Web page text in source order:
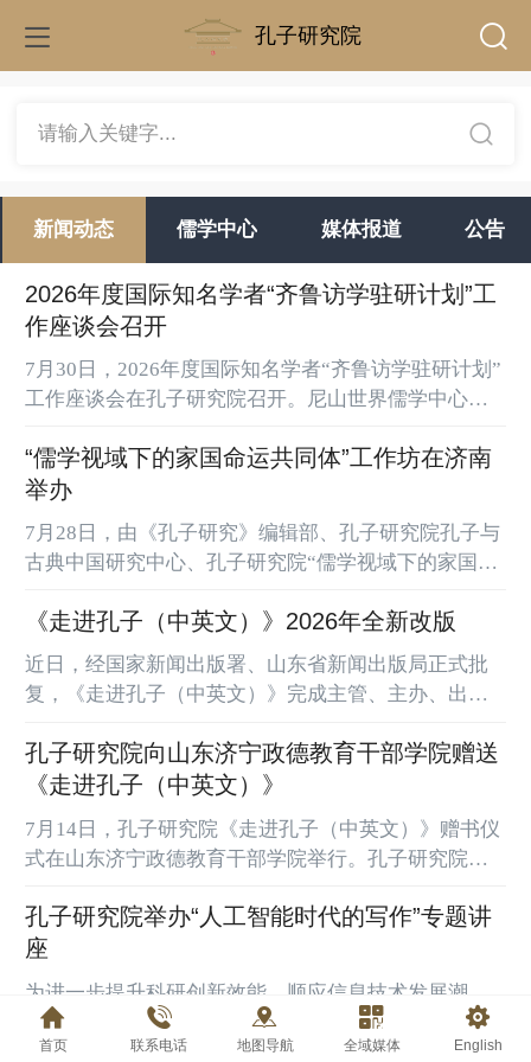
孔子研究院
请输入关键字...
新闻动态 儒学中心 媒体报道 公告
2026年度国际知名学者“齐鲁访学驻研计划”工
作座谈会召开
7月30日，2026年度国际知名学者“齐鲁访学驻研计划”
工作座谈会在孔子研究院召开。尼山世界儒学中心
研究院党委书记朱瑞显出席座谈会。孔子研究院党委
副书记、院长孔德立主持座谈会。朱瑞显指出，实施
主席提出的全球文明倡议、深化文明交流互鉴的重要
实践。孔子研究院作为主要实施单位之一，在省委宣
“儒学视域下的家国命运共同体”工作坊在济南
举办
7月28日，由《孔子研究》编辑部、孔子研究院孔子与
古典中国研究中心、孔子研究院“儒学视域下的家国命
家国命运共同体”工作坊在山东济南举办。尼山世界儒
学中心（中国孔子基金会秘书处）党委委员、副秘书
长、《孔子研究》副主编姜永伟，山东大学儒学高等
研究院教授、《孔子研究》主编杨朝明，全国高等学
校文科学报研究会原理事长、北京师范大学历史学院
教授蒋重跃，芝加...
《走进孔子（中英文）》2026年全新改版
近日，经国家新闻出版署、山东省新闻出版局正式批
复，《走进孔子（中英文）》完成主管、主办、出版
书处）主管，孔子研究院独立主办、期刊编辑部组织
出版。内容全新改版，聚焦儒家文化、加强学术通俗
容，助力中华优秀传统文化创造性转化、创新性发展
和中华文化国际传播。
孔子研究院向山东济宁政德教育干部学院赠送
《走进孔子（中英文）》
7月14日，孔子研究院《走进孔子（中英文）》赠书仪
式在山东济宁政德教育干部学院举行。孔子研究院党
立，山东济宁政德教育干部学院党委书记陈冲、院长
白占德出席活动，双方相关部门负责人参加。孔德立
《走进孔子（中英文）》期刊。孔德立在致辞中指
出，孔子研究院深入贯彻落实习近平文化思想和习近
孔子研究院举办“人工智能时代的写作”专题讲
座
为进一步提升科研创新效能，顺应信息技术发展潮
流，7月9日，孔子研究院举办“人工智能时代的写作”
专题讲座。光明网副总经理宋乐永应邀作报告。孔子
首页 联系电话 地图导航 全域媒体 English